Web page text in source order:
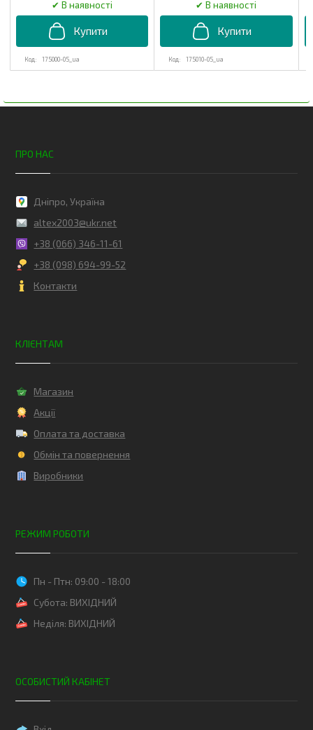
175000-05_ua 175010-05_ua
ПРО НАС
Дніпро, Україна
altex2003@ukr.net
+38 (066) 346-11-61
+38 (098) 694-99-52
Контакти
КЛІЄНТАМ
Магазин
Акції
Оплата та доставка
Обмін та повернення
Виробники
РЕЖИМ РОБОТИ
Пн - Птн: 09:00 - 18:00
Субота: ВИХІДНИЙ
Неділя: ВИХІДНИЙ
ОСОБИСТИЙ КАБІНЕТ